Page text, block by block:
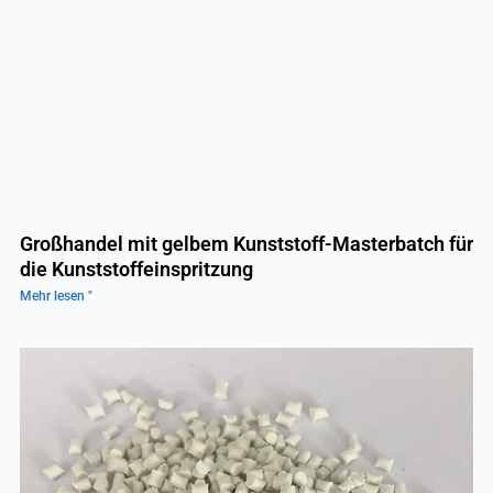
Großhandel mit gelbem Kunststoff-Masterbatch für
die Kunststoffeinspritzung
Mehr lesen "